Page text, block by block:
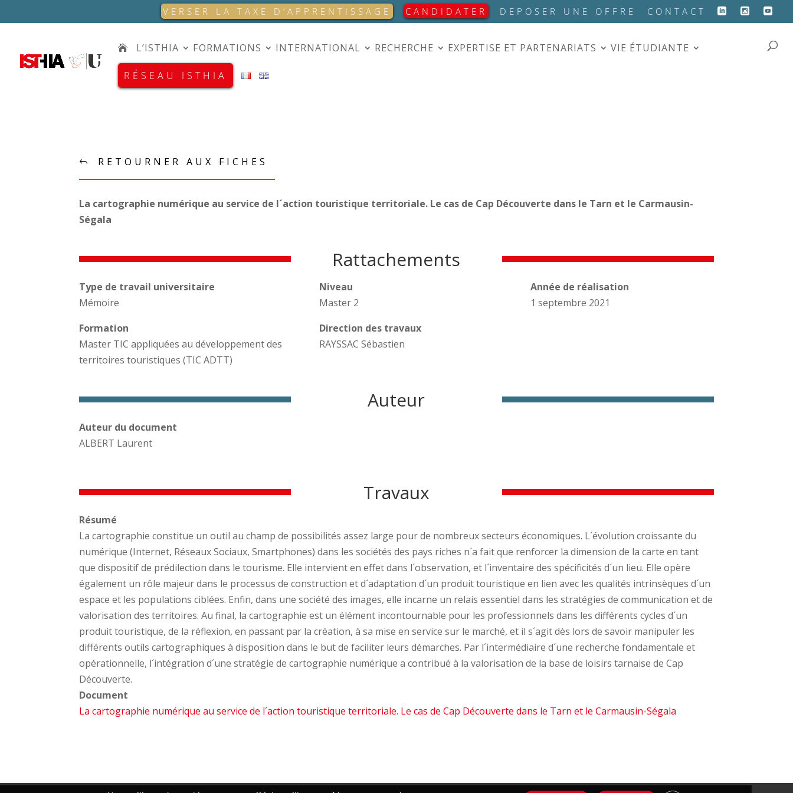
VERSER LA TAXE D’APPRENTISSAGE CANDIDATER DEPOSER UNE OFFRE CONTACT
L’ISTHIA FORMATIONS INTERNATIONAL RECHERCHE EXPERTISE ET PARTENARIATS VIE ÉTUDIANTE
RÉSEAU ISTHIA
RETOURNER AUX FICHES
La cartographie numérique au service de l´action touristique territoriale. Le cas de Cap Découverte dans le Tarn et le Carmausin-
Ségala
Rattachements
Type de travail universitaire
Mémoire
Formation
Master TIC appliquées au développement des
territoires touristiques (TIC ADTT)
Niveau
Master 2
Direction des travaux
RAYSSAC Sébastien
Année de réalisation
1 septembre 2021
Auteur
Auteur du document
ALBERT Laurent
Travaux
Résumé
La cartographie constitue un outil au champ de possibilités assez large pour de nombreux secteurs économiques. L´évolution croissante du
numérique (Internet, Réseaux Sociaux, Smartphones) dans les sociétés des pays riches n´a fait que renforcer la dimension de la carte en tant
que dispositif de prédilection dans le tourisme. Elle intervient en effet dans l´observation, et l´inventaire des spécificités d´un lieu. Elle opère
également un rôle majeur dans le processus de construction et d´adaptation d´un produit touristique en lien avec les qualités intrinsèques d´un
espace et les populations ciblées. Enfin, dans une société des images, elle incarne un relais essentiel dans les stratégies de communication et de
valorisation des territoires. Au final, la cartographie est un élément incontournable pour les professionnels dans les différents cycles d´un
produit touristique, de la réflexion, en passant par la création, à sa mise en service sur le marché, et il s´agit dès lors de savoir manipuler les
différents outils cartographiques à disposition dans le but de faciliter leurs démarches. Par l´intermédiaire d´une recherche fondamentale et
opérationnelle, l´intégration d´une stratégie de cartographie numérique a contribué à la valorisation de la base de loisirs tarnaise de Cap
Découverte.
Document
La cartographie numérique au service de l´action touristique territoriale. Le cas de Cap Découverte dans le Tarn et le Carmausin-Ségala